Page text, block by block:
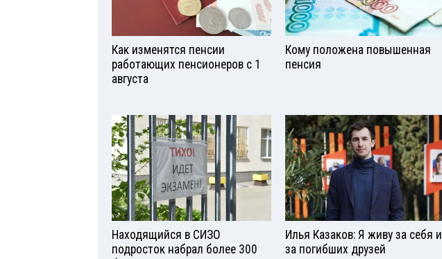
Как изменятся пенсии
работающих пенсионеров с 1
августа
Кому положена повышенная
пенсия
Находящийся в СИЗО
подросток набрал более 300
Илья Казаков: Я живу за себя и
за погибших друзей